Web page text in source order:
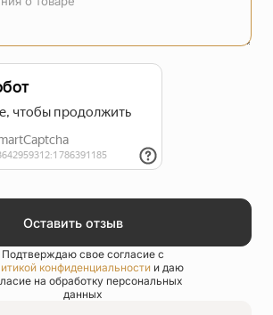
Шнурки на
Оставить отзыв
Подтверждаю свое согласие с
конфиденциальностии даю
на обработку персональных
данных